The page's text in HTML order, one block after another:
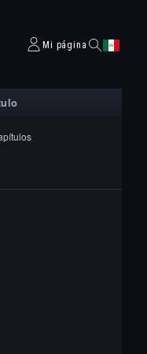
Mi página